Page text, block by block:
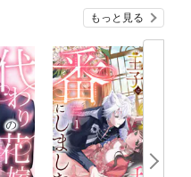
もっと見る